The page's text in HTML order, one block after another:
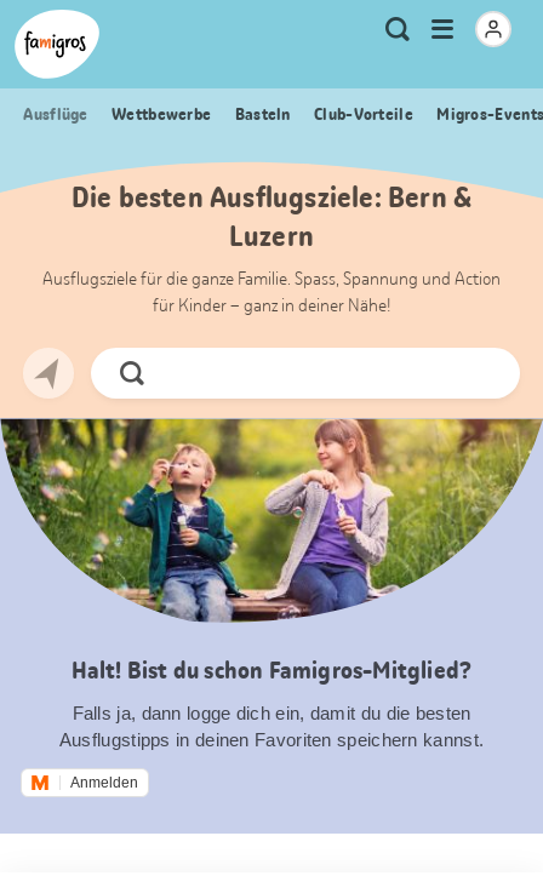
Sprungmarken
Navigation
Header
Logo
Meta
Navigation
Suche
Menu
öffnen
Ausflüge Wettbewerbe Basteln Club-Vorteile Migros-
Die besten Ausflugsziele: Bern &
Luzern
Ausflugsziele für die ganze Familie. Spass, Spannung und Action
für Kinder – ganz in deiner Nähe!
Jetzt
Suchen
Halt! Bist du schon Famigros-Mitglied?
Falls ja, dann logge dich ein, damit du die besten
Ausflugstipps in deinen Favoriten speichern kannst.
Anmelden